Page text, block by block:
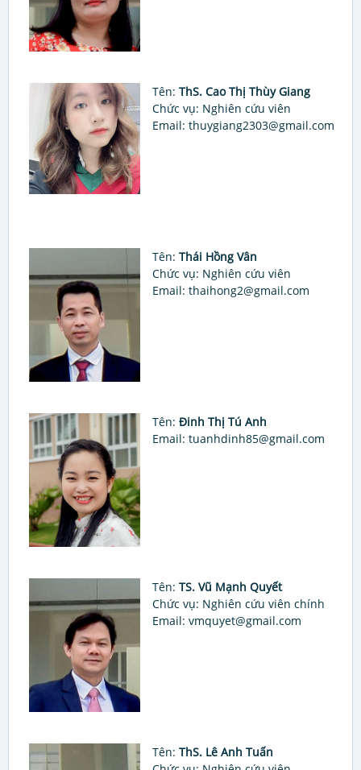
Tên:ThS. Cao Thị Thùy Giang
Chức vụ: Nghiên cứu viên
Email: thuygiang2303@gmail.com
Tên:Thái Hồng Vân
Chức vụ: Nghiên cứu viên
Email: thaihong2@gmail.com
Tên:Đinh Thị Tú Anh
Email: tuanhdinh85@gmail.com
Tên:TS. Vũ Mạnh Quyết
Chức vụ: Nghiên cứu viên chính
Email: vmquyet@gmail.com
Tên:ThS. Lê Anh Tuấn